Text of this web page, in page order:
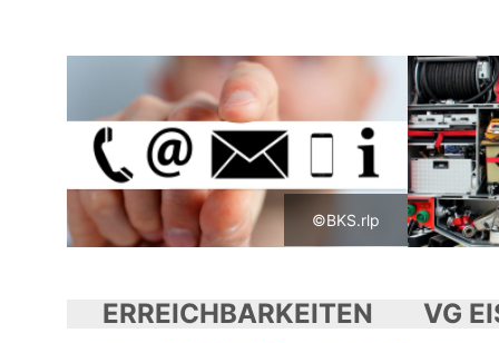
©BKS.rlp
ERREICHBARKEITEN VG